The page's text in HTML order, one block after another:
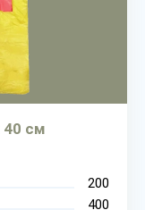
40 см
200
400